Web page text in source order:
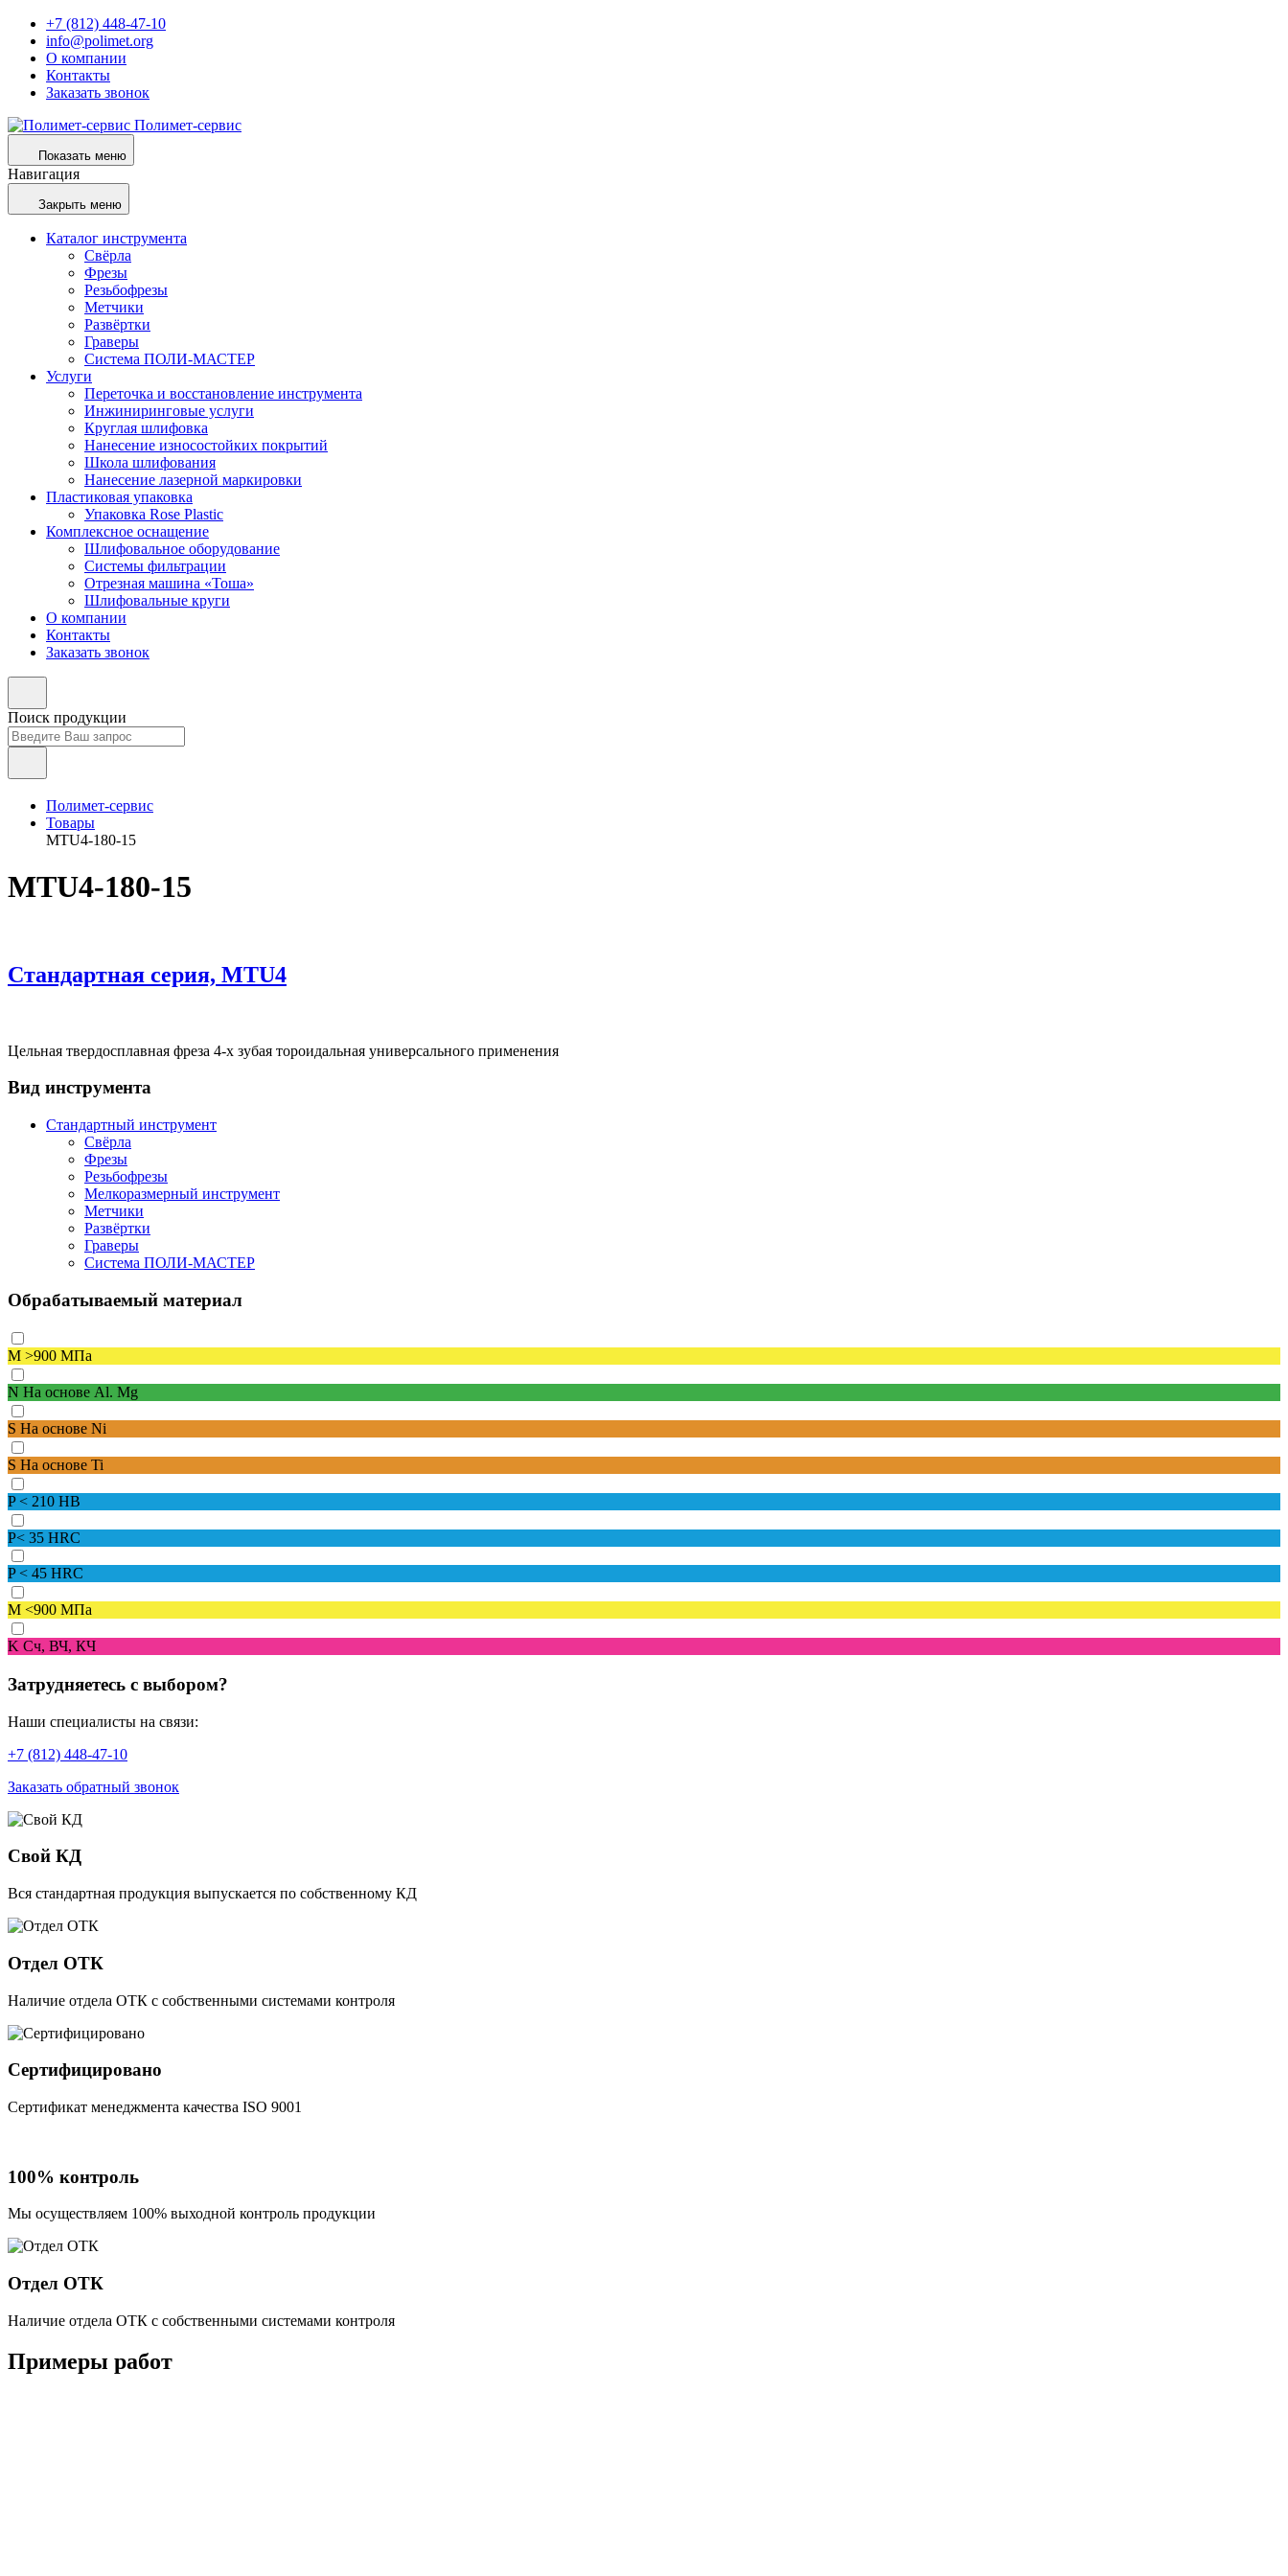
+7 (812) 448-47-10
info@polimet.org
О компании
Контакты
Заказать звонок
Полимет-сервис
Показать меню
Навигация
Закрыть меню
Каталог инструмента
Свёрла
Фрезы
Резьбофрезы
Метчики
Развёртки
Граверы
Система ПОЛИ-МАСТЕР
Услуги
Переточка и восстановление инструмента
Инжиниринговые услуги
Круглая шлифовка
Нанесение износостойких покрытий
Школа шлифования
Нанесение лазерной маркировки
Пластиковая упаковка
Упаковка Rose Plastic
Комплексное оснащение
Шлифовальное оборудование
Системы фильтрации
Отрезная машина «Тоша»
Шлифовальные круги
О компании
Контакты
Заказать звонок
Поиск продукции
Полимет-сервис
Товары
MTU4-180-15
MTU4-180-15
Стандартная серия, MTU4
Цельная твердосплавная фреза 4-х зубая тороидальная универсального применения
Вид инструмента
Стандартный инструмент
Свёрла
Фрезы
Резьбофрезы
Мелкоразмерный инструмент
Метчики
Развёртки
Граверы
Система ПОЛИ-МАСТЕР
Обрабатываемый материал
M >900 МПа
N На основе Al. Mg
S На основе Ni
S На основе Ti
P< 210 HB
P< 35 HRC
P< 45 HRC
M <900 МПа
K Сч, ВЧ, КЧ
Затрудняетесь с выбором?
Наши специалисты на связи:
+7 (812) 448-47-10
Заказать обратный звонок
Свой КД
Вся стандартная продукция выпускается по собственному КД
Отдел ОТК
Наличие отдела ОТК с собственными системами контроля
Сертифицировано
Сертификат менеджмента качества ISO 9001
100% контроль
Мы осуществляем 100% выходной контроль продукции
Отдел ОТК
Наличие отдела ОТК с собственными системами контроля
Примеры работ